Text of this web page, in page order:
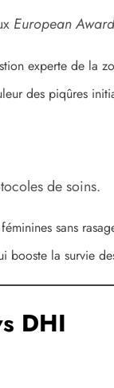
European
experte de la
des piqûres
de soins.
sans
booste la survie
DHI